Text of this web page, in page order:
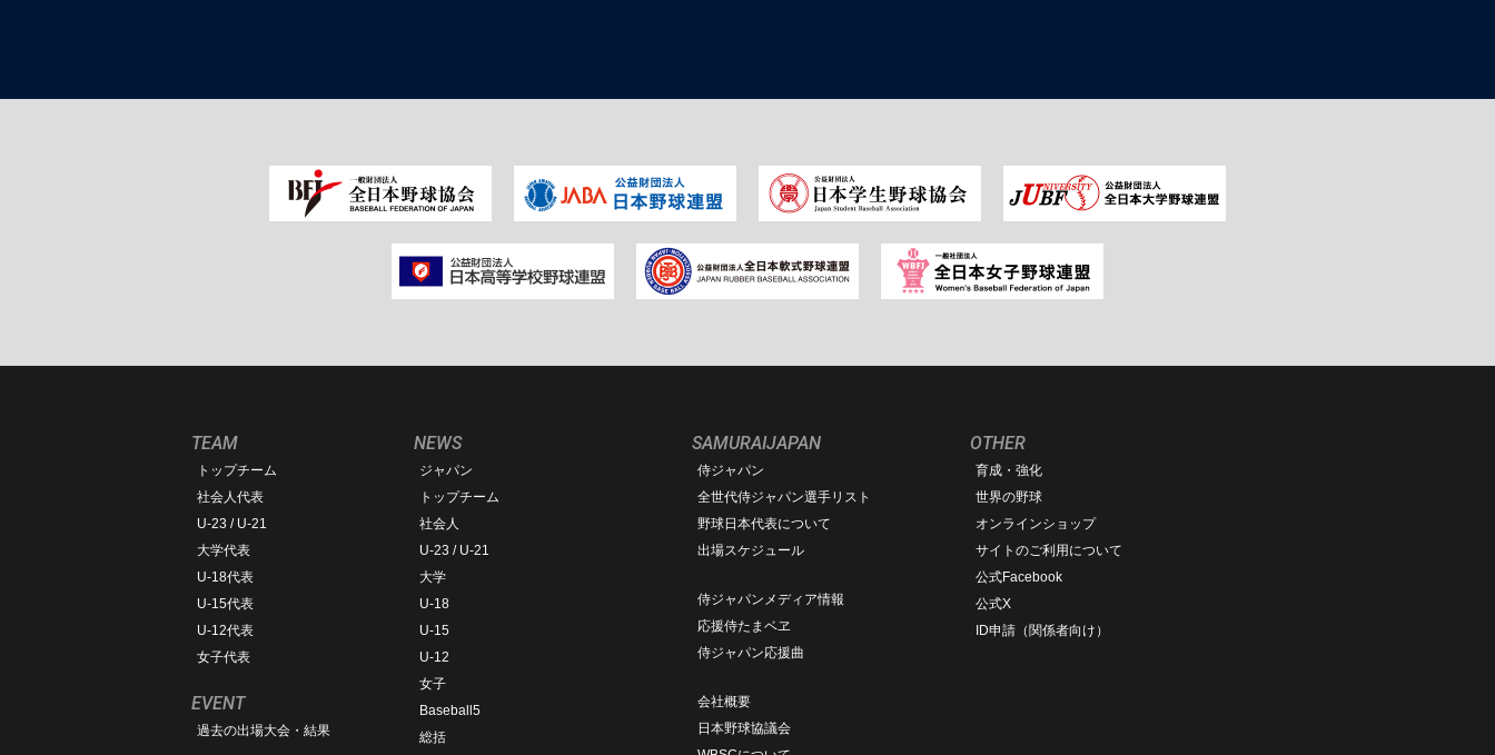
TEAM
トップチーム
社会人代表
U-23 / U-21
大学代表
U-18代表
U-15代表
U-12代表
女子代表
EVENT
過去の出場大会・結果
NEWS
ジャパン
トップチーム
社会人
U-23 / U-21
大学
U-18
U-15
U-12
女子
Baseball5
総括
SAMURAIJAPAN
侍ジャパン
全世代侍ジャパン選手リスト
野球日本代表について
出場スケジュール
侍ジャパンメディア情報
応援侍たまベヱ
侍ジャパン応援曲
会社概要
日本野球協議会
OTHER
育成・強化
世界の野球
オンラインショップ
サイトのご利用について
公式Facebook
公式X
ID申請（関係者向け）